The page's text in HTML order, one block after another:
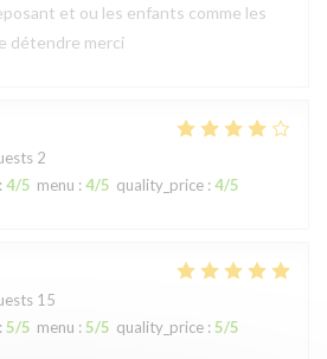
et ou les enfants comme les
détendre merci
2
: 4/5 menu : 4/5 quality_price : 4/5
15
: 5/5 menu : 5/5 quality_price : 5/5